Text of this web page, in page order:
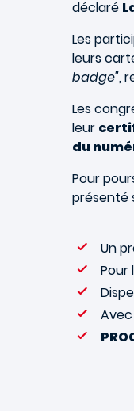
déclaré
Les
leurs
badge",
Les
leur
du
Pour
présenté
Un
Pour
Avec